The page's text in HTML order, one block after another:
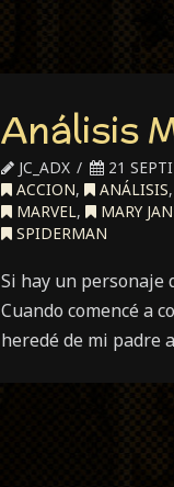
Análisis
JC_ADX
21
ACCION, ANÁLISIS,
MARVEL, MARY
SPIDERMAN
Si hay un personaje
Cuando comencé a
heredé de mi padre